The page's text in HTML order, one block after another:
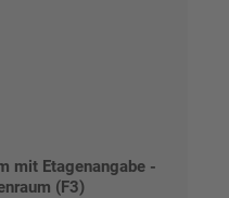
mit Etagenangabe -
(F3)